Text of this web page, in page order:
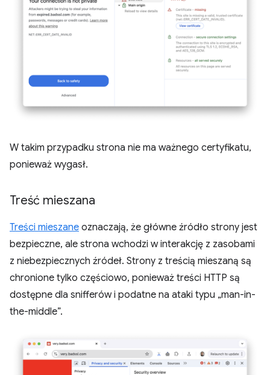
W takim przypadku strona nie ma ważnego certyfikatu,
ponieważ wygasł.
Treść mieszana
Treści mieszane oznaczają, że główne źródło strony jest
bezpieczne, ale strona wchodzi w interakcję z zasobami
z niebezpiecznych źródeł. Strony z treścią mieszaną są
chronione tylko częściowo, ponieważ treści HTTP są
dostępne dla snifferów i podatne na ataki typu „man-in-
the-middle”.